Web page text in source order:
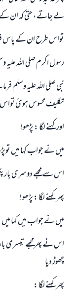
لے جاتے ، حتی کہ ان کے
تواس طرح ان کے پاس
رسول اکرم صلی اللہ علیہ
نبی صلی اللہ علیہ وسلم
تکلیف محسوس ہوئ تواس
اورکہنے لگا : پڑھو!
میں نے جواب کہا میں
اس سے مجھے دوسری بارپکڑ
پھر کہنے لگا : پڑھو !
میں نے جواب میں کہا میں
اس نے پھرمجھے تیسری
چھوڑ دیا
پھر کہنے لگا :